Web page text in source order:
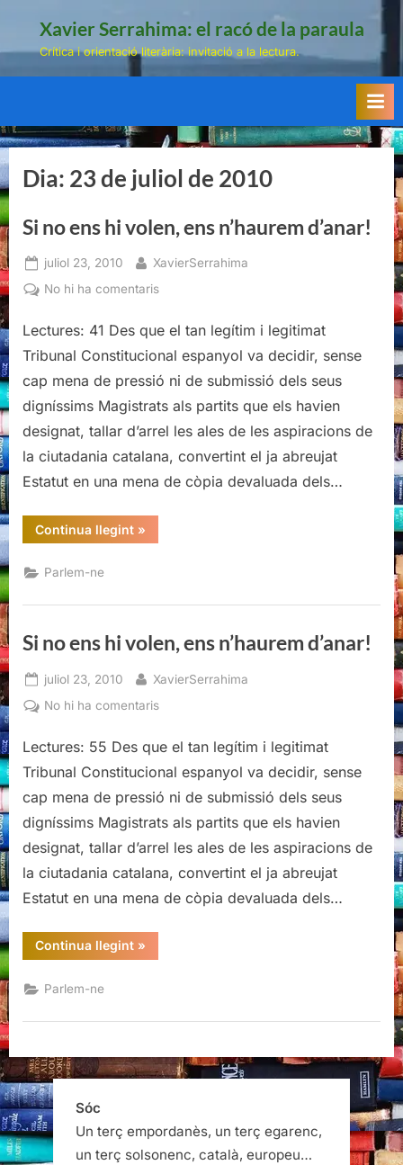
Xavier Serrahima: el racó de la paraula
Crítica i orientació literària: invitació a la lectura.
Dia: 23 de juliol de 2010
Si no ens hi volen, ens n’haurem d’anar!
Posted
on
juliol 23, 2010 By
XavierSerrahima
No hi ha comentarisa
no
ens
volen,
ens
n’haurem
d’anar!
Lectures: 41 Des que el tan legítim i legitimat
Tribunal Constitucional espanyol va decidir, sense
cap mena de pressió ni de submissió dels seus
digníssims Magistrats als partits que els havien
designat, tallar d’arrel les ales de les aspiracions de
la ciutadania catalana, convertint el ja abreujat
Estatut en una mena de còpia devaluada dels…
Continua llegint“Si
no
n’haurem
»
Parlem-ne
Si no ens hi volen, ens n’haurem d’anar!
Posted
on
juliol 23, 2010 By
XavierSerrahima
No hi ha comentarisa
no
ens
volen,
ens
n’haurem
d’anar!
Lectures: 55 Des que el tan legítim i legitimat
Tribunal Constitucional espanyol va decidir, sense
cap mena de pressió ni de submissió dels seus
digníssims Magistrats als partits que els havien
designat, tallar d’arrel les ales de les aspiracions de
la ciutadania catalana, convertint el ja abreujat
Estatut en una mena de còpia devaluada dels…
Continua llegint“Si
no
n’haurem
»
Parlem-ne
Sóc
Un terç empordanès, un terç egarenc,
un terç solsonenc, català, europeu…